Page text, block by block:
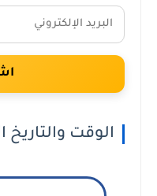
الوقت والتاريخ